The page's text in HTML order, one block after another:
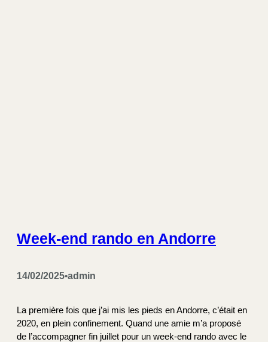
Week-end rando en Andorre
14/02/2025•admin
La première fois que j’ai mis les pieds en Andorre, c’était en
2020, en plein confinement. Quand une amie m’a proposé
de l’accompagner fin juillet pour un week-end rando avec le